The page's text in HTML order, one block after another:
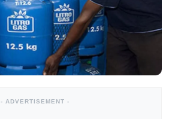
- ADVERTISEMENT -